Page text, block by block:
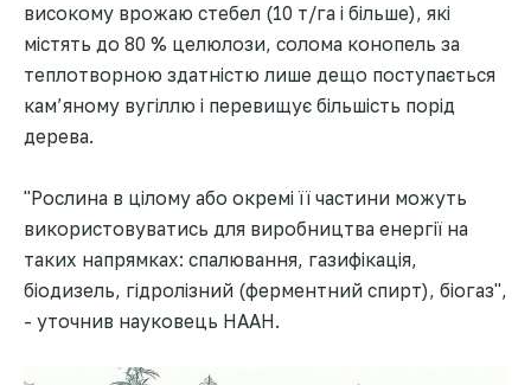
високому врожаю стебел (10 т/га і більше), які
містять до 80 % целюлози, солома конопель за
теплотворною здатністю лише дещо поступається
кам’яному вугіллю і перевищує більшість порід
дерева.
"Рослина в цілому або окремі її частини можуть
використовуватись для виробництва енергії на
таких напрямках: спалювання, газифікація,
біодизель, гідролізний (ферментний спирт), біогаз",
- уточнив науковець НААН.